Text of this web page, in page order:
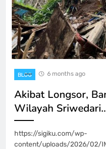
BLOG 6 months ago
Akibat Longsor,
Wilayah
https://sigiku.com/wp-
content/uploads/2026/02/